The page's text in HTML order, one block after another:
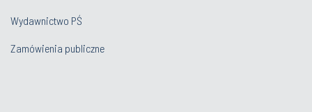
Wydawnictwo PŚ
Zamówienia publiczne